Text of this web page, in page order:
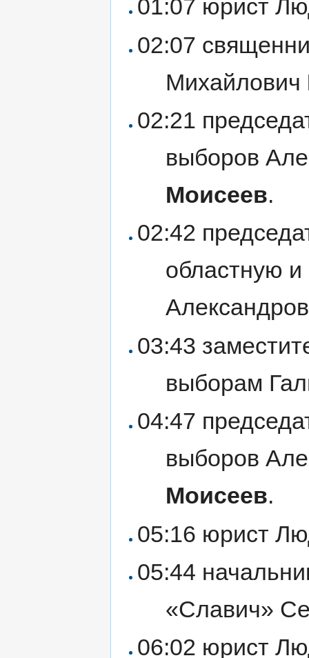
01:07 юрист
02:07
Михайлович
02:21
выборов
Моисеев.
02:42
областную
03:43
выборам
04:47
выборов
Моисеев.
05:16 юрист
05:44
«Славич»
06:02 юрист